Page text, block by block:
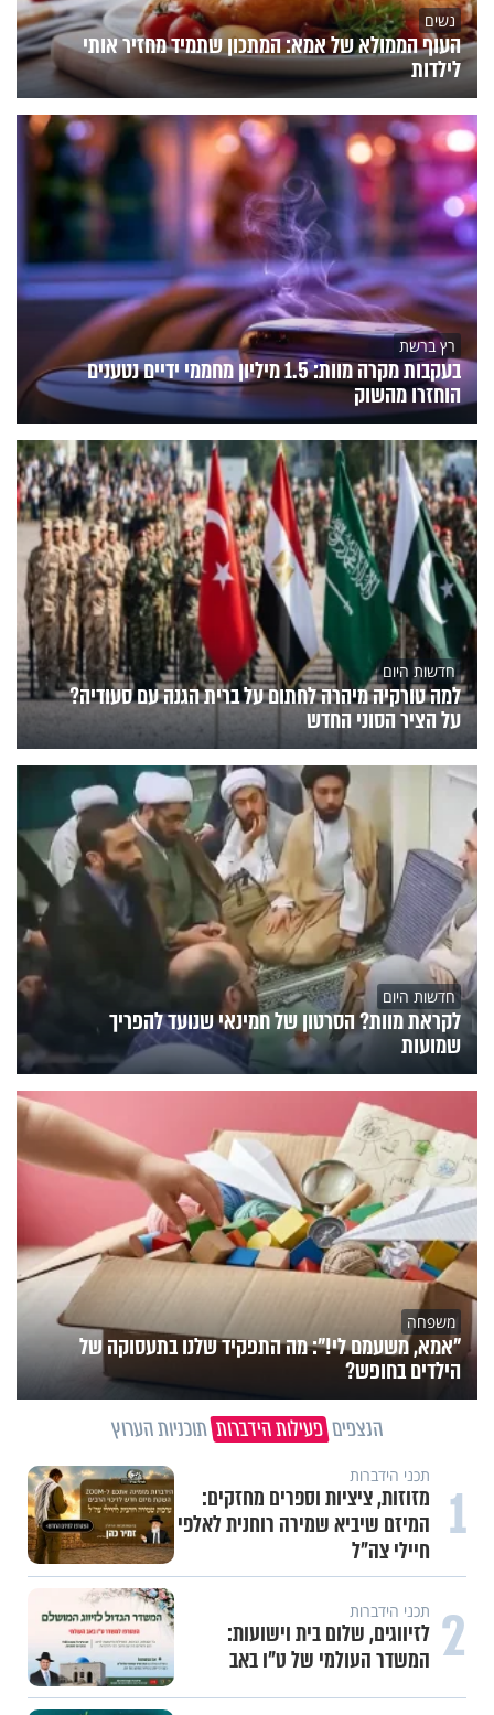
נשים
העוף הממולא של אמא: המתכון שתמיד מחזיר אותי
לילדות
רץ ברשת
בעקבות מקרה מוות: 1.5 מיליון מחממי ידיים נטענים
הוחזרו מהשוק
חדשות היום
למה טורקיה מיהרה לחתום על ברית הגנה עם סעודיה?
על הציר הסוני החדש
חדשות היום
לקראת מוות? הסרטון של חמינאי שנועד להפריך
שמועות
משפחה
"אמא, משעמם לי!": מה התפקיד שלנו בתעסוקה של
הילדים בחופש?
הנצפים פעילות הידברות תוכניות הערוץ
1 וידיאו מגזין
"הגמגום לא מגדיר אותי": ישראל
שטרן על המגבלה שלא עוצרת אותו
2 תכני ערוץ הידברות
חלום אדיר: מקבץ סגולות